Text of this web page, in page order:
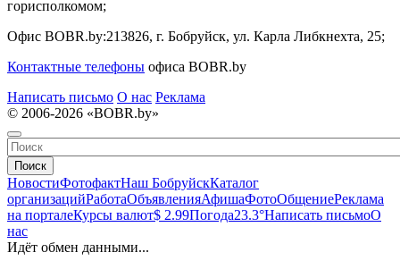
горисполкомом;
Офис BOBR.by:213826, г. Бобруйск, ул. Карла Либкнехта, 25;
Контактные телефоны офиса BOBR.by
Написать письмо О нас Реклама
© 2006-2026 «BOBR.by»
Поиск
НовостиФотофактНаш БобруйскКаталог
организацийРаботаОбъявленияАфишаФотоОбщениеРеклама
на порталеКурсы валют$ 2.99Погода23.3°Написать письмоО
нас
Идёт обмен данными...